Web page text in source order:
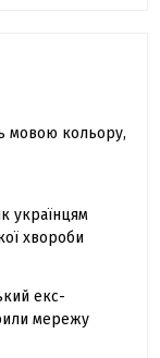
мовою кольору,
українцям
хвороби
екс-
мережу